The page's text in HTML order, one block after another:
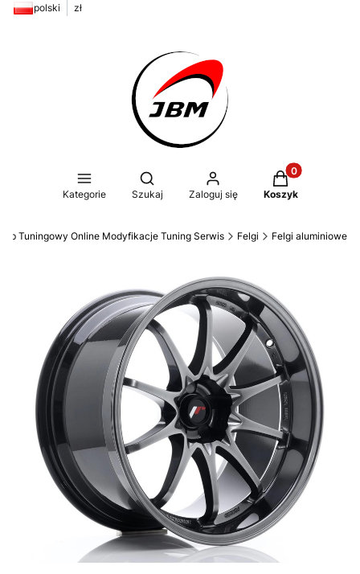
polski zł
Kategorie
Otwórz wyszukiwarkę
Szukaj Zaloguj się
Produkty w
Koszyk
Tuningowy Online Modyfikacje Tuning Serwis Felgi Felgi aluminiowe